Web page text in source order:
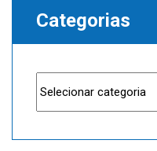
Categorias
Categorias